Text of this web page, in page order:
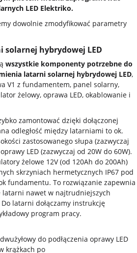
LED Elektriko.
dowolnie zmodyfikować parametry
hybrydowej LED
wszystkie komponenty potrzebne do
latarni solarnej hybrydowej LED,
V1 z fundamentem, panel solarny,
żelowy, oprawa LED, okablowanie i
zamontować dzięki dołączonej
odległość między latarniami to ok.
zastosowanego słupa (zazwyczaj
LED (zazwyczaj od 20W do 60W).
żelowe 12V (od 120Ah do 200Ah)
skrzyniach hermetycznych IP67 pod
fundamentu. To rozwiązanie zapewnia
latarni nawet w najtrudniejszych
latarni dołączamy instrukcję
program pracy.
do podłączenia oprawy LED
krążkach po